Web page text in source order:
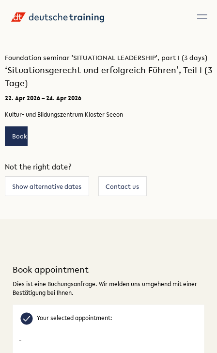
Foundation seminar 'SITUATIONAL LEADERSHIP', part I (3 days)
‘Situationsgerecht und erfolgreich Führen’, Teil I (3
Tage)
22. Apr 2026 – 24. Apr 2026
Kultur- und Bildungszentrum Kloster Seeon
Book
Not the right date?
Show alternative dates Contact us
Book appointment
Dies ist eine Buchungsanfrage. Wir melden uns umgehend mit einer
Bestätigung bei Ihnen.
Your selected appointment:
-